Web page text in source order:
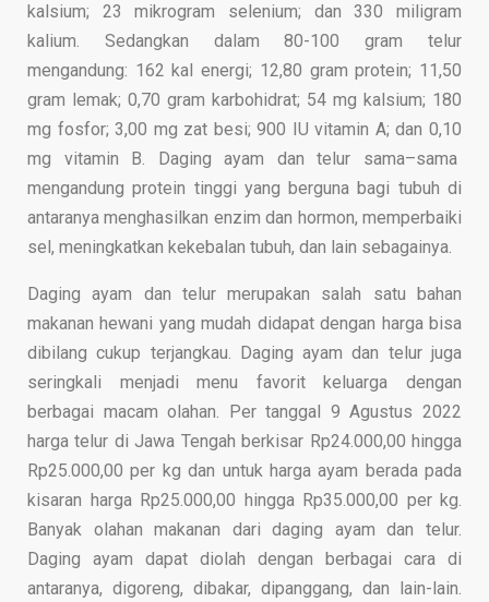
kalsium; 23 mikrogram selenium; dan330 miligram
kalium. Sedangkan dalam 80-100 gram telur
mengandung: 162 kal energi; 12,80 gram protein; 11,50
gram lemak; 0,70 gram karbohidrat; 54 mg kalsium; 180
mg fosfor; 3,00 mg zat besi; 900 IU vitamin A; dan 0,10
mg vitamin B. Daging ayam
dan telur sama–sama
mengandung protein tinggi yang berguna bagi tubuh di
antaranya menghasilkan enzim dan hormon, memperbaiki
sel, meningkatkan kekebalan tubuh, dan lain sebagainya.
Daging ayam dan telur merupakan salah satu bahan
makanan hewani yang mudah didapat dengan harga bisa
dibilang cukup terjangkau. Daging ayam dan telur juga
seringkali menjadi menu favorit keluarga dengan
berbagai macam olahan.
Per tanggal 9 Agustus 2022
harga telur di Jawa Tengah berkisar Rp24.000,00 hingga
Rp25.000,00 per kg dan untuk harga ayam berada pada
kisaran harga Rp25.000,00 hingga Rp35.000,00 per kg.
Banyak olahan makanan dari daging ayam dan telur.
Daging ayam dapat diolah dengan berbagai cara di
antaranya, digoreng, dibakar, dipanggang, dan lain-lain.